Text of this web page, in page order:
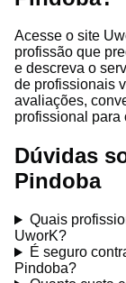
Acesse o site
profissão que
e descreva o
de profissionais
avaliações,
profissional para
Dúvidas
Pindoba
Quais
UworK?
É seguro
Pindoba?